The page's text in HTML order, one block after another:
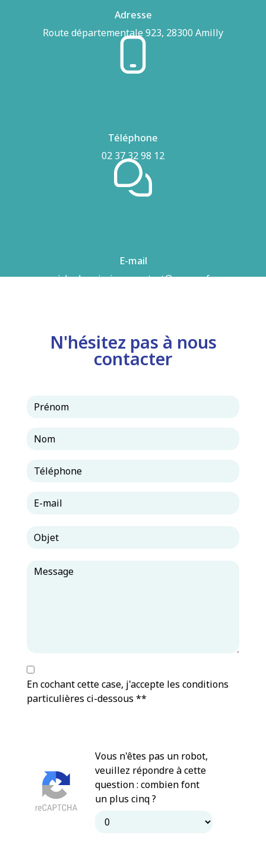
Adresse
Route départementale 923, 28300 Amilly
Téléphone
02 37 32 98 12
E-mail
airhydro.piscines-contact@orange.fr
N'hésitez pas à nous
contacter
En cochant cette case, j'accepte les conditions
particulières ci-dessous **
Vous n'êtes pas un robot,
veuillez répondre à cette
question : combien font
un plus cinq ?